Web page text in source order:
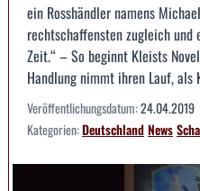
ein Rosshändler namens
rechtschaffensten zugleich
Zeit.“ – So beginnt Kleists
Handlung nimmt ihren Lauf, als
Veröffentlichungsdatum:24.04.2019
Kategorien:DeutschlandNews